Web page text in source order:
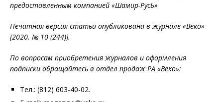
предоставленным компанией «Шамир-РусЬ»
Печатная версия статьи опубликована в журнале «Веко»
[2020. № 10 (244)].
По вопросам приобретения журналов и оформления
подписки обращайтесь в отдел продаж РА «Веко»:
Тел.: (812) 603-40-02.